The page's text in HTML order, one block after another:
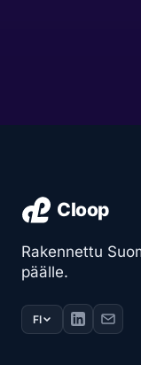
Rakennettu
päälle.
FI